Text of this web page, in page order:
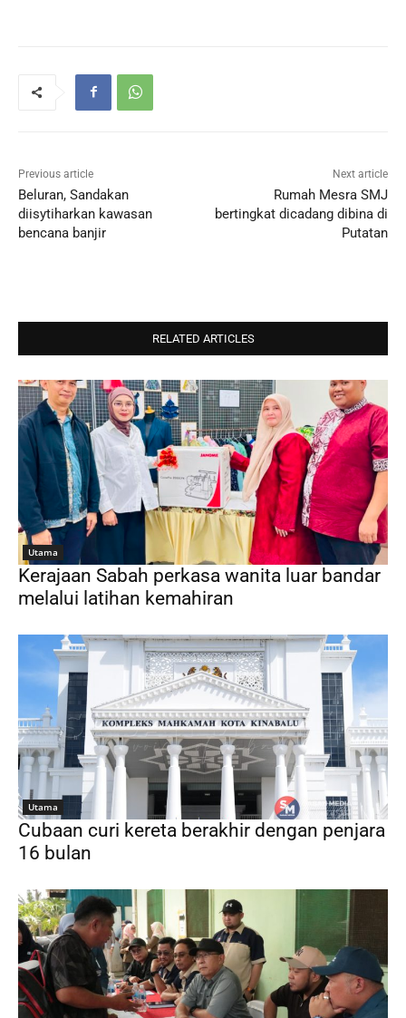
Previous article
Beluran, Sandakan
diisytiharkan kawasan
bencana banjir
Next article
Rumah Mesra SMJ
bertingkat dicadang dibina di
Putatan
RELATED ARTICLES
Utama
Kerajaan Sabah perkasa wanita luar bandar
melalui latihan kemahiran
Utama
Cubaan curi kereta berakhir dengan penjara
16 bulan